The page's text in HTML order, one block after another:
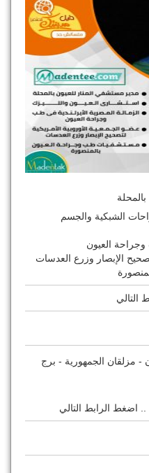
الشبكية والجسم
وجراحة العيون
الإبصار وزرع العدسات
التالي
- مزلقان الجمهورية - برج
اضغط الرابط التالي